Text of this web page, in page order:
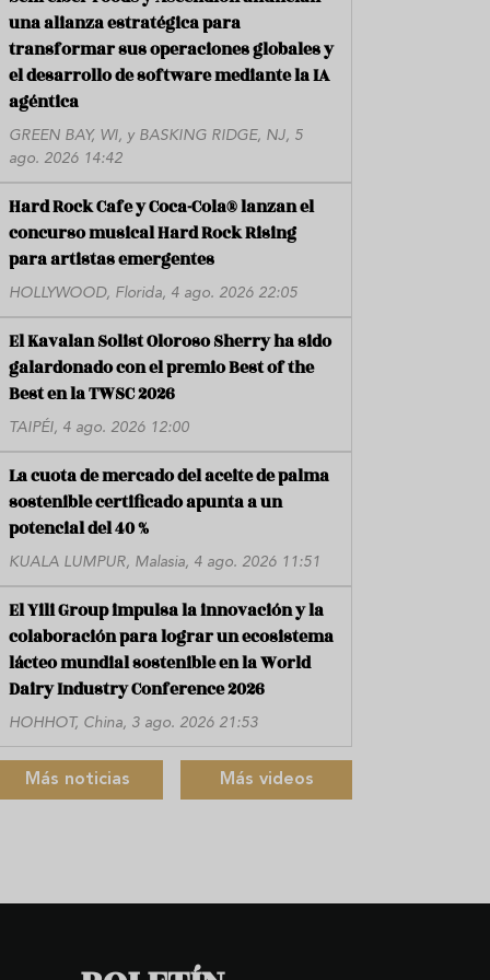
una alianza estratégica para
transformar sus operaciones globales y
el desarrollo de software mediante la IA
agéntica
GREEN BAY, WI, y BASKING RIDGE, NJ, 5
ago. 2026 14:42
Hard Rock Cafe y Coca-Cola® lanzan el
concurso musical Hard Rock Rising
para artistas emergentes
HOLLYWOOD, Florida, 4 ago. 2026 22:05
El Kavalan Solist Oloroso Sherry ha sido
galardonado con el premio Best of the
Best en la TWSC 2026
TAIPÉI, 4 ago. 2026 12:00
La cuota de mercado del aceite de palma
sostenible certificado apunta a un
potencial del 40 %
KUALA LUMPUR, Malasia, 4 ago. 2026 11:51
El Yili Group impulsa la innovación y la
colaboración para lograr un ecosistema
lácteo mundial sostenible en la World
Dairy Industry Conference 2026
HOHHOT, China, 3 ago. 2026 21:53
Más noticias Más videos